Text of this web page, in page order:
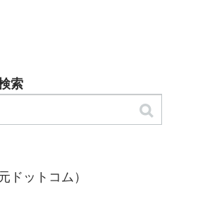
索
ドットコム）